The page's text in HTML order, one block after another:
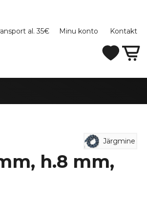
al. 35€ Minu konto Kontakt
Järgmine
h.8 mm,